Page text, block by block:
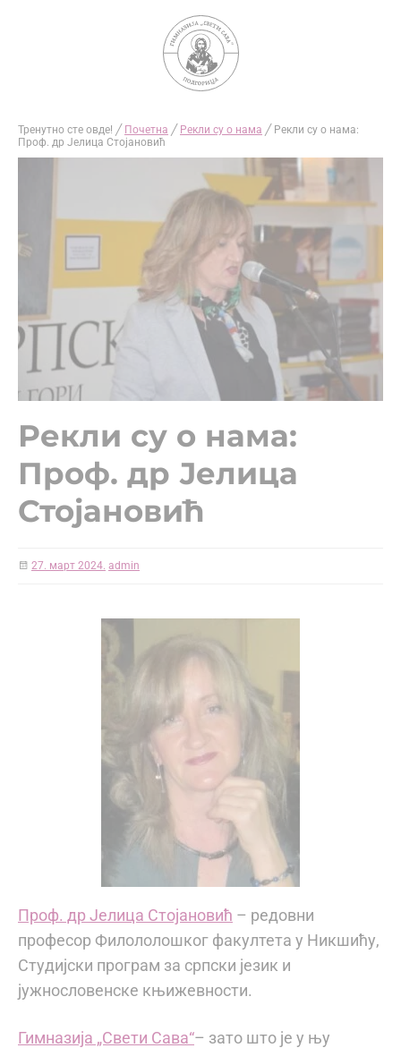
Тренутно сте овде! ╱ Почетна ╱ Рекли су о нама ╱ Рекли су о нама:
Проф. др Јелица Стојановић
Рекли су о нама:
Проф. др Јелица
Стојановић
27. март 2024. admin
Проф. др Јелица Стојановић – редовни
професор Филололошког факултета у Никшићу,
Студијски програм за српски језик и
јужнословенске књижевности.
Гимназија „Свети Сава“– зато што је у њу